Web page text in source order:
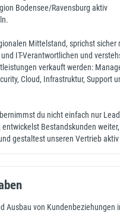
Bodensee/Ravensburg aktiv
Mittelstand, sprichst sicher
IT-Verantwortlichen und
verkauft werden:
Cloud, Infrastruktur, Support
du nicht einfach nur
entwickelst Bestandskunden
gestaltest unseren Vertrieb
Ausbau von Kundenbeziehungen